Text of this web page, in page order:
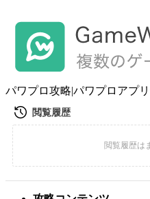
パワプロ攻略|パワプロアプ